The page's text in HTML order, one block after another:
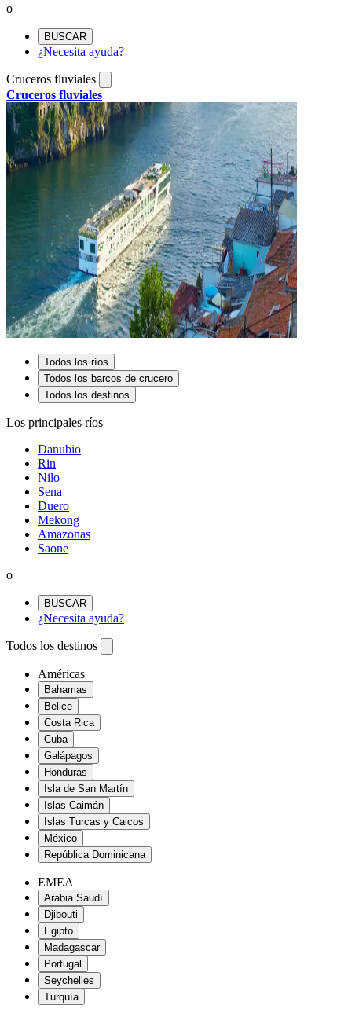
o
BUSCAR
¿Necesita ayuda?
Cruceros fluviales
Cruceros fluviales
Todos los ríos
Todos los barcos de crucero
Todos los destinos
Los principales ríos
Danubio
Rin
Nilo
Sena
Duero
Mekong
Amazonas
Saone
o
BUSCAR
¿Necesita ayuda?
Todos los destinos
Américas
Bahamas
Belice
Costa Rica
Cuba
Galápagos
Honduras
Isla de San Martín
Islas Caimán
Islas Turcas y Caicos
México
República Dominicana
EMEA
Arabia Saudí
Djibouti
Egipto
Madagascar
Portugal
Seychelles
Turquía